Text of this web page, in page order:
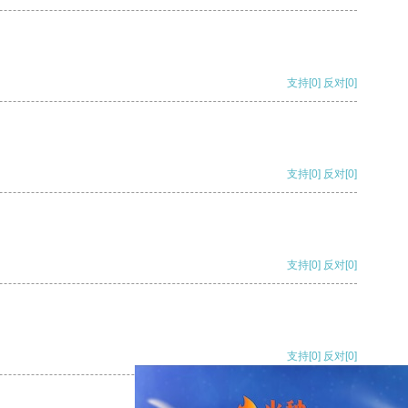
支持[0] 反对[0]
支持[0] 反对[0]
支持[0] 反对[0]
支持[0] 反对[0]